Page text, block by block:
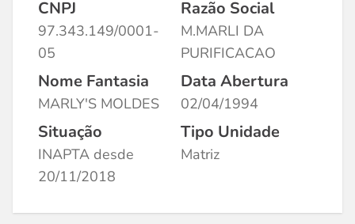
CNPJ
97.343.149/0001-
05
Razão Social
M.MARLI DA
PURIFICACAO
Nome Fantasia
MARLY'S MOLDES
Data Abertura
02/04/1994
Situação
INAPTA desde
20/11/2018
Tipo Unidade
Matriz